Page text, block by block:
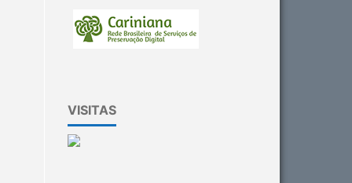
VISITAS